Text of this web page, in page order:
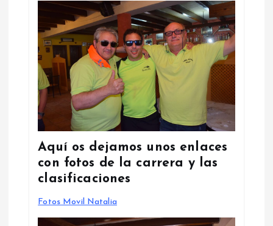
Aquí os dejamos unos enlaces
con fotos de la carrera y las
clasificaciones
Fotos Movil Natalia